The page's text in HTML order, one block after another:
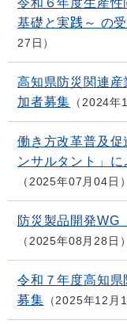
令和６年度生産
基礎と実践～ の
27日
高知県防災関連
加者募集
2024年
働き方改革普及促
ンサルタント」に
2025年07月04日
防災製品開発
2025年08月28日
令和７年度高知
募集
2025年12月